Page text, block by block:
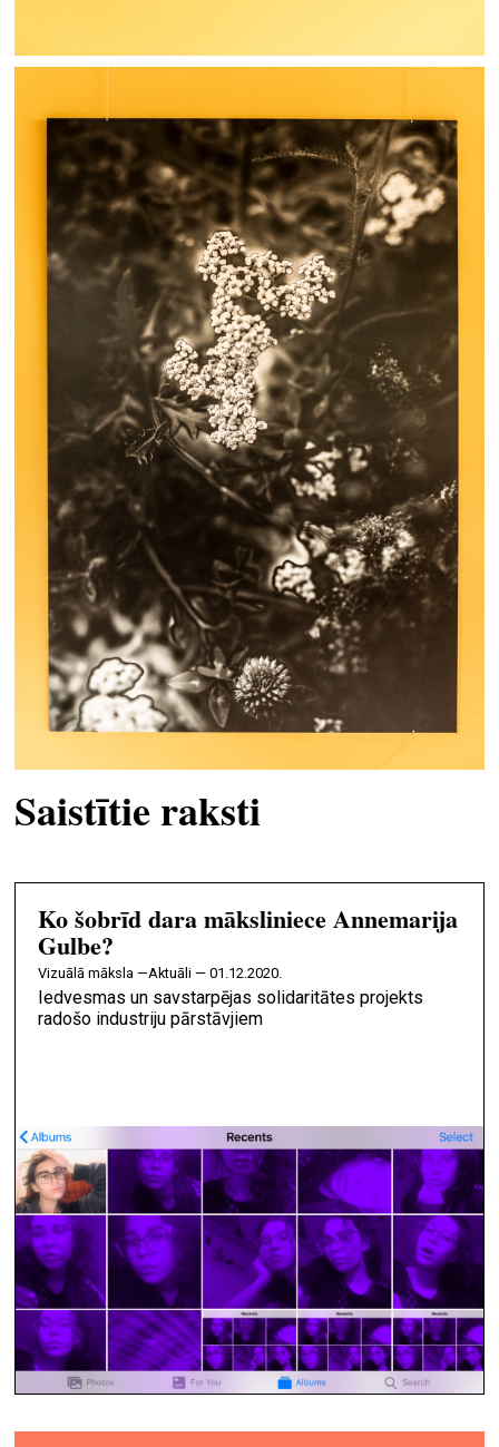
Saistītie raksti
Ko šobrīd dara māksliniece Annemarija
Gulbe?
vizuālā māksla —Aktuāli — 01.12.2020.
Iedvesmas un savstarpējas solidaritātes projekts
radošo industriju pārstāvjiem